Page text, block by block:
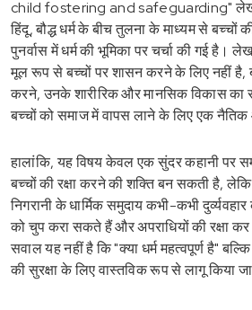
child fostering and safeguarding" लेख
हिंदू, बौद्ध धर्म के बीच तुलना के माध्यम से
पुनर्वास में धर्म की भूमिका पर चर्चा की गई है।
मूल रूप से बच्चों पर शासन करने के लिए नहीं है,
करने, उनके शारीरिक और मानसिक विकास
बच्चों को समाज में वापस लाने के लिए एक
हालांकि, यह विषय केवल एक सुंदर कहानी पर
बच्चों की रक्षा करने की शक्ति बन सकती है,
निगरानी के धार्मिक समुदाय कभी-कभी
को चुप करा सकते हैं और अपराधियों की रक्षा
सवाल यह नहीं है कि "क्या धर्म महत्वपूर्ण है" बल्कि
की सुरक्षा के लिए वास्तविक रूप से लागू किया